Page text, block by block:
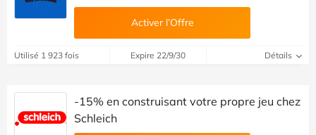
Activer l’Offre
Utilisé 1 923 fois Expire 22/9/30 Détails
-15% en construisant votre propre jeu chez
Schleich